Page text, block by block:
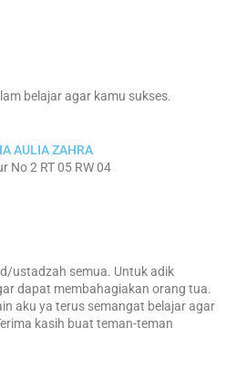
belajar agar kamu sukses.
AULIA ZAHRA
No 2 RT 05 RW 04
ustadzah semua. Untuk adik
dapat membahagiakan orang tua.
aku ya terus semangat belajar agar
kasih buat teman-teman